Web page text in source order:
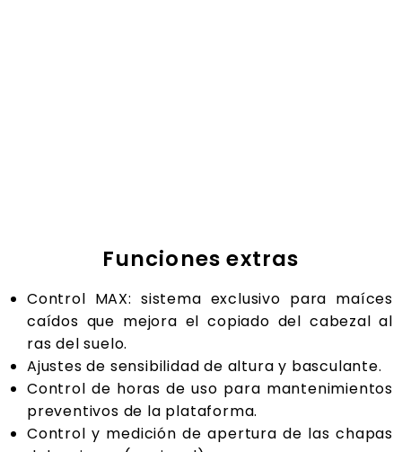
Funciones extras
Control MAX: sistema exclusivo para maíces
caídos que mejora el copiado del cabezal al
rasdel suelo.
Ajustes de sensibilidad de altura y basculante.
Control de horas de uso para mantenimientos
preventivos de la plataforma.
Control y medición de apertura de las chapas